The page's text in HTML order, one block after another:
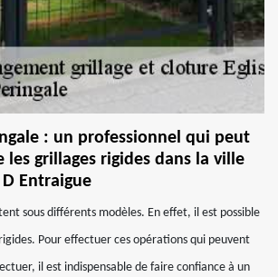
: un professionnel qui peut
les grillages rigides dans la ville
Entraigue
sous différents modèles. En effet, il est possible
Pour effectuer ces opérations qui peuvent
il est indispensable de faire confiance à un